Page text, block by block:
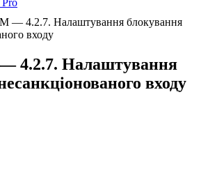
Pro
— 4.2.7. Налаштування блокування
входу
4.2.7. Налаштування
входу